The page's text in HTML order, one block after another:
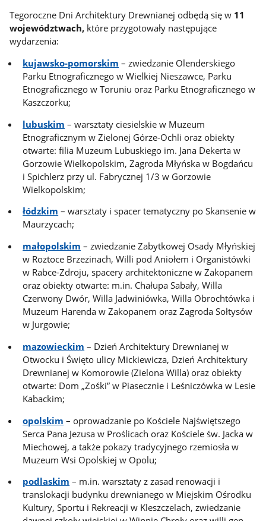
Tegoroczne Dni Architektury Drewnianej odbędą się w 11
województwach, które przygotowały następujące
wydarzenia:
kujawsko-pomorskim – zwiedzanie Olenderskiego
Parku Etnograficznego w Wielkiej Nieszawce, Parku
Etnograficznego w Toruniu oraz Parku Etnograficznego w
Kaszczorku;
lubuskim – warsztaty ciesielskie w Muzeum
Etnograficznym w Zielonej Górze-Ochli oraz obiekty
otwarte: filia Muzeum Lubuskiego im. Jana Dekerta w
Gorzowie Wielkopolskim, Zagroda Młyńska w Bogdańcu
i Spichlerz przy ul. Fabrycznej 1/3 w Gorzowie
Wielkopolskim;
łódzkim – warsztaty i spacer tematyczny po Skansenie w
Maurzycach;
małopolskim – zwiedzanie Zabytkowej Osady Młyńskiej
w Roztoce Brzezinach, Willi pod Aniołem i Organistówki
w Rabce-Zdroju, spacery architektoniczne w Zakopanem
oraz obiekty otwarte: m.in. Chałupa Sabały, Willa
Czerwony Dwór, Willa Jadwiniówka, Willa Obrochtówka i
Muzeum Harenda w Zakopanem oraz Zagroda Sołtysów
w Jurgowie;
mazowieckim – Dzień Architektury Drewnianej w
Otwocku i Święto ulicy Mickiewicza, Dzień Architektury
Drewnianej w Komorowie (Zielona Willa) oraz obiekty
otwarte: Dom „Zośki” w Piasecznie i Leśniczówka w Lesie
Kabackim;
opolskim – oprowadzanie po Kościele Najświętszego
Serca Pana Jezusa w Proślicach oraz Kościele św. Jacka w
Miechowej, a także pokazy tradycyjnego rzemiosła w
Muzeum Wsi Opolskiej w Opolu;
podlaskim – m.in. warsztaty z zasad renowacji i
translokacji budynku drewnianego w Miejskim Ośrodku
Kultury, Sportu i Rekreacji w Kleszczelach, zwiedzanie